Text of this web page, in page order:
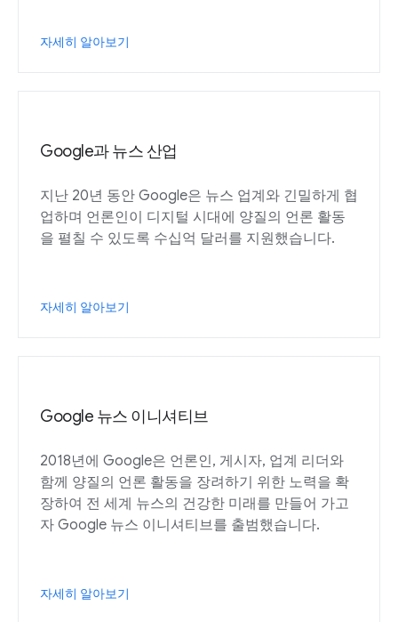
자세히 알아보기
Google과 뉴스 산업
지난 20년 동안 Google은 뉴스 업계와 긴밀하게 협
업하며 언론인이 디지털 시대에 양질의 언론 활동
을 펼칠 수 있도록 수십억 달러를 지원했습니다.
자세히 알아보기
Google 뉴스 이니셔티브
2018년에 Google은 언론인, 게시자, 업계 리더와
함께 양질의 언론 활동을 장려하기 위한 노력을 확
장하여 전 세계 뉴스의 건강한 미래를 만들어 가고
자 Google 뉴스 이니셔티브를 출범했습니다.
자세히 알아보기